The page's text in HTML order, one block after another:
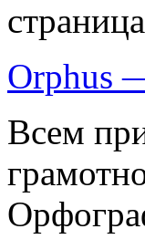
Orphus
Всем